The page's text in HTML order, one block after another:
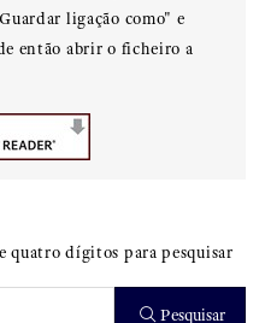
ligação como" e
então abrir o ficheiro a
quatro dígitos para pesquisar
Pesquisar